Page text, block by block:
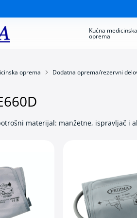
Kućna medicinska
oprema
oprema Dodatna oprema/rezervni
materijal: manžetne, ispravljač i